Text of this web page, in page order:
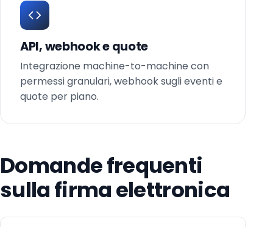
API, webhook e quote
Integrazione machine-to-machine con
permessi granulari, webhook sugli eventi e
quote per piano.
Domande frequenti
sulla firma elettronica